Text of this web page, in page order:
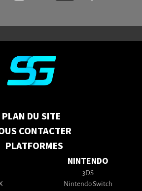
PLAN DU SITE
CONTACTER
PLATFORMES
NINTENDO
3DS
Nintendo Switch